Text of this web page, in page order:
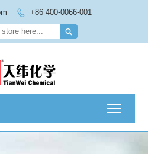
 +86 400-0066-001
